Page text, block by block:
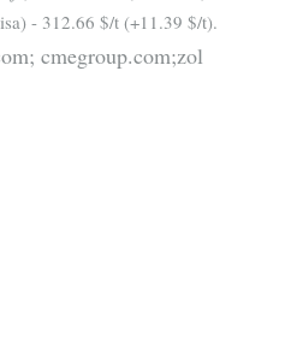
- 312.66 $/t (+11.39 $/t).
cmegroup.com;zol